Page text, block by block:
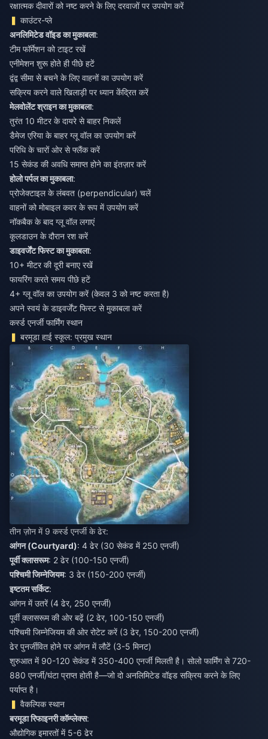
रक्षात्मक दीवारों को नष्ट करने के लिए दरवाजों पर उपयोग करें
काउंटर-प्ले
अनलिमिटेड वॉइड का मुकाबला:
टीम फॉर्मेशन को टाइट रखें
एनीमेशन शुरू होते ही पीछे हटें
द्वंद्व सीमा से बचने के लिए वाहनों का उपयोग करें
सक्रिय करने वाले खिलाड़ी पर ध्यान केंद्रित करें
मेलवोलेंट श्राइन का मुकाबला:
तुरंत 10 मीटर के दायरे से बाहर निकलें
डैमेज एरिया के बाहर ग्लू वॉल का उपयोग करें
परिधि के चारों ओर से फ्लैंक करें
15 सेकंड की अवधि समाप्त होने का इंतज़ार करें
होलो पर्पल का मुकाबला:
प्रोजेक्टाइल के लंबवत (perpendicular) चलें
वाहनों को मोबाइल कवर के रूप में उपयोग करें
नॉकबैक के बाद ग्लू वॉल लगाएं
कूलडाउन के दौरान रश करें
डाइवर्जेंट फिस्ट का मुकाबला:
10+ मीटर की दूरी बनाए रखें
फायरिंग करते समय पीछे हटें
4+ ग्लू वॉल का उपयोग करें (केवल 3 को नष्ट करता है)
अपने स्वयं के डाइवर्जेंट फिस्ट से मुकाबला करें
कर्स्ड एनर्जी फार्मिंग स्थान
बरमूडा हाई स्कूल: प्रमुख स्थान
तीन ज़ोन में 9 कर्स्ड एनर्जी के ढेर:
आंगन (Courtyard): 4 ढेर (30 सेकंड में 250 एनर्जी)
पूर्वी क्लासरूम: 2 ढेर (100-150 एनर्जी)
पश्चिमी जिम्नेजियम: 3 ढेर (150-200 एनर्जी)
इष्टतम सर्किट:
आंगन में उतरें (4 ढेर, 250 एनर्जी)
पूर्वी क्लासरूम की ओर बढ़ें (2 ढेर, 100-150 एनर्जी)
पश्चिमी जिम्नेजियम की ओर रोटेट करें (3 ढेर, 150-200 एनर्जी)
ढेर पुनर्जीवित होने पर आंगन में लौटें (3-5 मिनट)
शुरुआत में 90-120 सेकंड में 350-400 एनर्जी मिलती है। सोलो फार्मिंग से 720-
880 एनर्जी/घंटा प्राप्त होती है—जो दो अनलिमिटेड वॉइड सक्रिय करने के लिए
पर्याप्त है।
वैकल्पिक स्थान
बरमूडा रिफाइनरी कॉम्प्लेक्स:
औद्योगिक इमारतों में 5-6 ढेर